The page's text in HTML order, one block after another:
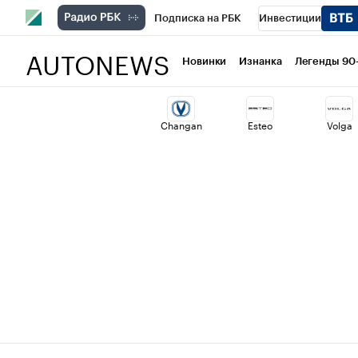
Подписка на РБК Инвестиции
Национальные проекты Город
Кредитные рейтинги Франшизы
AUTONEWS Новинки Изнанка Легенды
Changan Esteo Volga